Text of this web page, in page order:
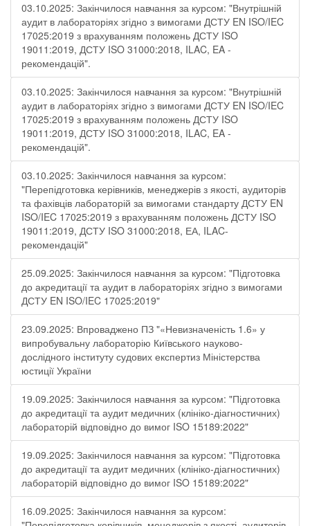
03.10.2025: Закінчилося навчання за курсом: "Внутрішній
аудит в лабораторіях згідно з вимогами ДСТУ EN ISO/IEC
17025:2019 з врахуванням положень ДСТУ ISO
19011:2019, ДСТУ ISO 31000:2018, ILAC, EA -
рекомендацій".
03.10.2025: Закінчилося навчання за курсом: "Внутрішній
аудит в лабораторіях згідно з вимогами ДСТУ EN ISO/IEC
17025:2019 з врахуванням положень ДСТУ ISO
19011:2019, ДСТУ ISO 31000:2018, ILAC, EA -
рекомендацій".
03.10.2025: Закінчилося навчання за курсом:
"Перепідготовка керівників, менеджерів з якості, аудиторів
та фахівців лабораторій за вимогами стандарту ДСТУ EN
ISO/IEC 17025:2019 з врахуванням положень ДСТУ ISO
19011:2019, ДСТУ ISO 31000:2018, ЕА, ILAC-
рекомендацій"
25.09.2025: Закінчилося навчання за курсом: "Підготовка
до акредитації та аудит в лабораторіях згідно з вимогами
ДСТУ EN ISO/IEC 17025:2019"
23.09.2025: Впроваджено ПЗ "«Невизначеність 1.6» у
випробувальну лабораторію Київського науково-
дослідного інституту судових експертиз Міністерства
юстиції України
19.09.2025: Закінчилося навчання за курсом: "Підготовка
до акредитації та аудит медичних (клініко-діагностичних)
лабораторій відповідно до вимог ISO 15189:2022"
19.09.2025: Закінчилося навчання за курсом: "Підготовка
до акредитації та аудит медичних (клініко-діагностичних)
лабораторій відповідно до вимог ISO 15189:2022"
16.09.2025: Закінчилося навчання за курсом: